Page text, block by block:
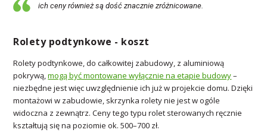
ich ceny również są dość znacznie zróżnicowane.
Rolety podtynkowe - koszt
Rolety podtynkowe, do całkowitej zabudowy, z aluminiową
pokrywą,mogą być montowane wyłącznie na etapie budowy–
niezbędne jest więc uwzględnienie ich już w projekcie domu. Dzięki
montażowi w zabudowie, skrzynka rolety nie jest w ogóle
widoczna z zewnątrz. Ceny tego typu rolet sterowanych ręcznie
kształtują się na poziomie ok. 500–700 zł.